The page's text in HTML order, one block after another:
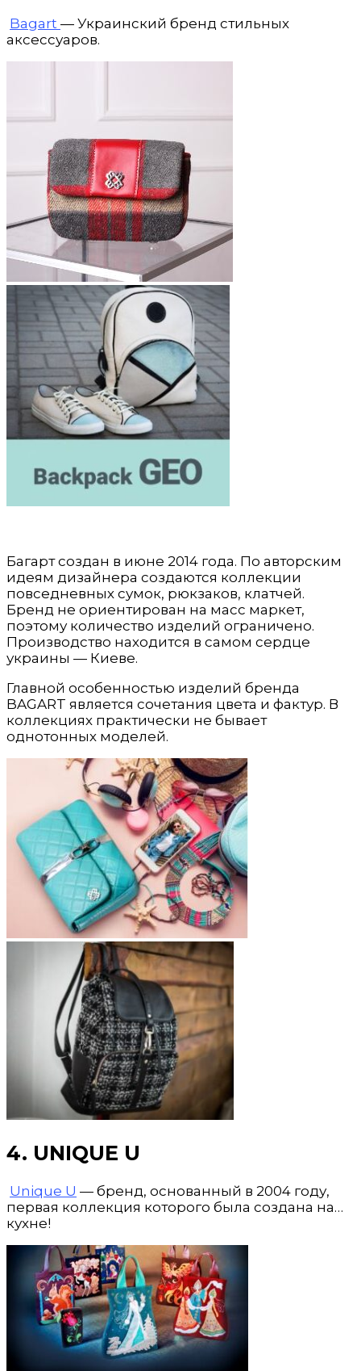
Bagart — Украинский бренд стильных
аксессуаров.
Багарт создан в июне 2014 года. По авторским
идеям дизайнера создаются коллекции
повседневных сумок, рюкзаков, клатчей.
Бренд не ориентирован на масс маркет,
поэтому количество изделий ограничено.
Производство находится в самом сердце
украины — Киеве.
Главной особенностью изделий бренда
BAGART является сочетания цвета и фактур. В
коллекциях практически не бывает
однотонных моделей.
4. UNIQUE U
Unique U — бренд, основанный в 2004 году,
первая коллекция которого была создана на…
кухне!